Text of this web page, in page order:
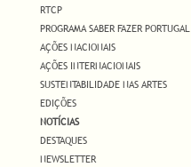
RTCP
PROGRAMA SABER FAZER PORTUGAL
AÇÕES NACIONAIS
AÇÕES INTERNACIONAIS
SUSTENTABILIDADE NAS ARTES
EDIÇÕES
NOTÍCIAS
DESTAQUES
NEWSLETTER